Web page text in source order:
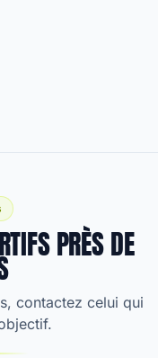
PRÈS DE
contactez celui qui